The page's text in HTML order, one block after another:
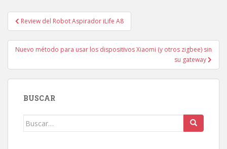
Navegación
de
entradas
Review del Robot Aspirador iLife A8
Nuevo método para usar los dispositivos Xiaomi (y otros zigbee) sin
su gateway
BUSCAR
Buscar: